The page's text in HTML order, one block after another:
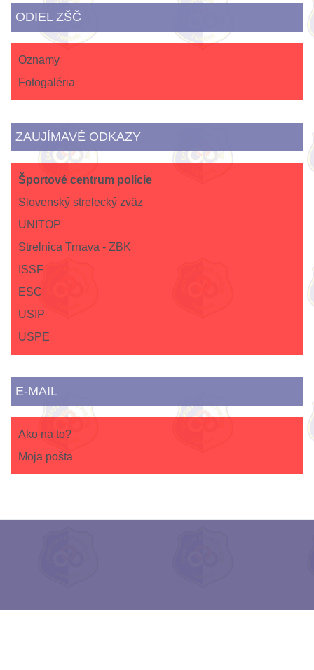
ODIEL ZŠČ
Oznamy
Fotogaléria
ZAUJÍMAVÉ ODKAZY
Športové centrum polície
Slovenský strelecký zväz
UNITOP
Strelnica Trnava - ZBK
ISSF
ESC
USIP
USPE
E-MAIL
Ako na to?
Moja pošta